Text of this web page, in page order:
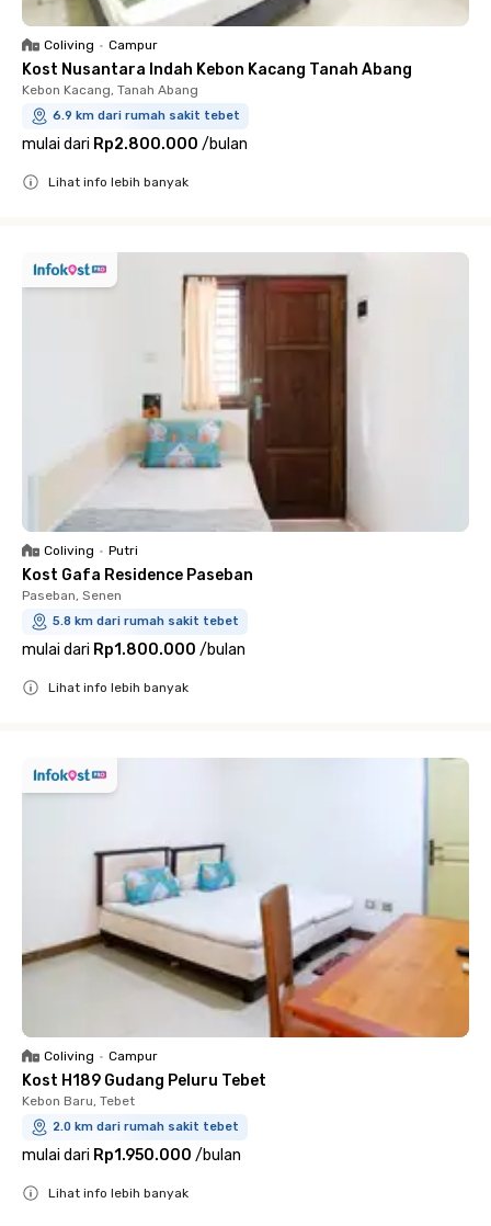
Coliving • Campur
Kost Nusantara Indah Kebon Kacang Tanah Abang
Kebon Kacang, Tanah Abang
6.9 km dari rumah sakit tebet
mulai dari Rp2.800.000 /bulan
Lihat info lebih banyak
Coliving • Putri
Kost Gafa Residence Paseban
Paseban, Senen
5.8 km dari rumah sakit tebet
mulai dari Rp1.800.000 /bulan
Lihat info lebih banyak
Coliving • Campur
Kost H189 Gudang Peluru Tebet
Kebon Baru, Tebet
2.0 km dari rumah sakit tebet
mulai dari Rp1.950.000 /bulan
Lihat info lebih banyak